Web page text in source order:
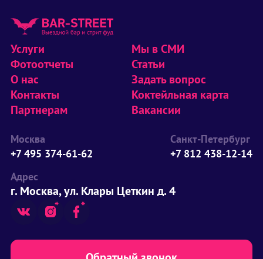
Услуги
Фотоотчеты
О нас
Контакты
Партнерам
Мы в СМИ
Статьи
Задать вопрос
Коктейльная карта
Вакансии
Москва
+7 495 374-61-62
Санкт-Петербург
+7 812 438-12-14
Адрес
г. Москва, ул. Клары Цеткин д. 4